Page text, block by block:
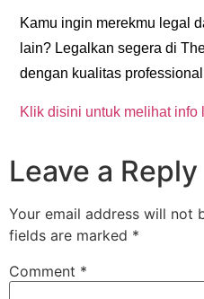
Kamu ingin merekmu legal
lain? Legalkan segera di
dengan kualitas
Klik disini untuk melihat info
Leave a Reply
Your email address will not
fields are marked *
Comment *